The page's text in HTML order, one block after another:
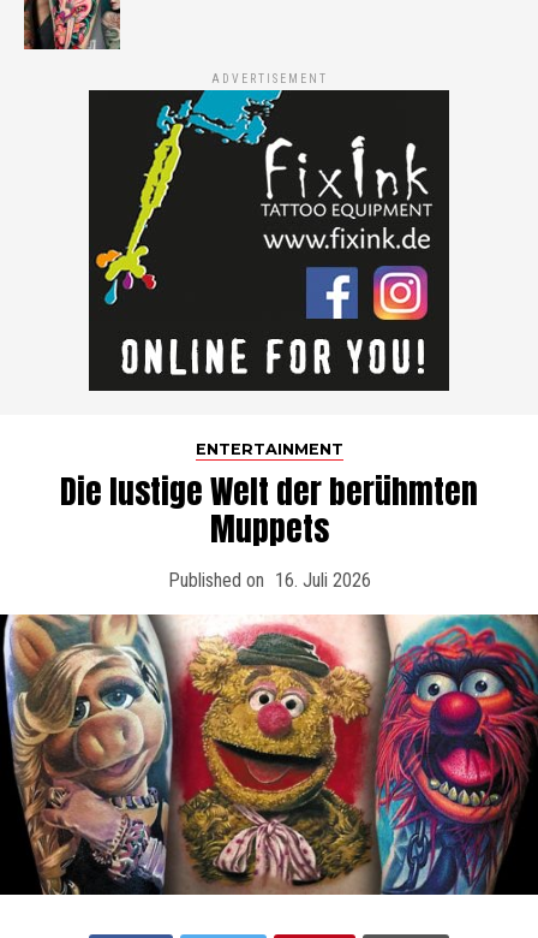
ADVERTISEMENT
ENTERTAINMENT
Die lustige Welt der berühmten
Muppets
Published on 16. Juli 2026